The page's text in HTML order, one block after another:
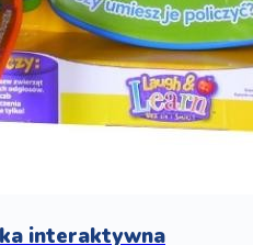
interaktywna